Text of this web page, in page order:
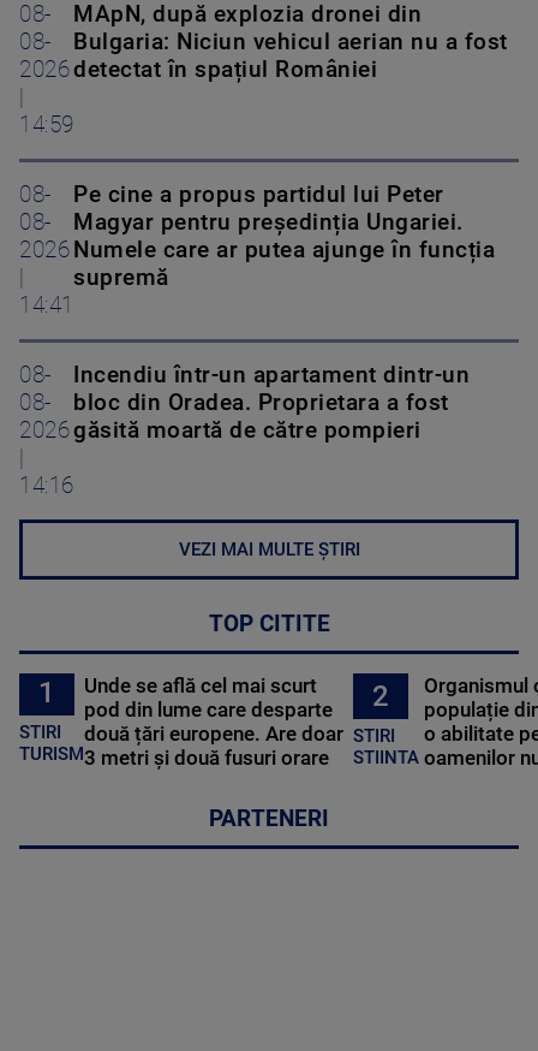
08-
08-
2026
14:59
MApN, după explozia dronei din
Bulgaria: Niciun vehicul aerian nu a fost
detectat în spațiul României
08-
08-
2026
14:41
Pe cine a propus partidul lui Peter
Magyar pentru președinția Ungariei.
Numele care ar putea ajunge în funcția
supremă
08-
08-
2026
14:16
Incendiu într-un apartament dintr-un
bloc din Oradea. Proprietara a fost
găsită moartă de către pompieri
VEZI MAI MULTE ȘTIRI
TOP CITITE
1
STIRI
TURISM
Unde se află cel mai scurt
pod din lume care desparte
două țări europene. Are doar
3 metri și două fusuri orare
2
STIRI
STIINTA
Organismul
populație
o abilitate
oamenilor
PARTENERI